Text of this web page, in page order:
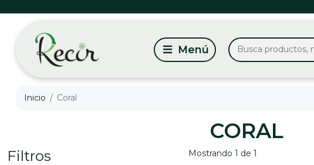
Inicio Coral
CORAL
Filtros Mostrando 1 de 1